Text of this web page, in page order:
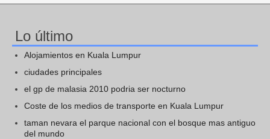
Lo último
Alojamientos en Kuala Lumpur
ciudades principales
el gp de malasia 2010 podria ser nocturno
Coste de los medios de transporte en Kuala Lumpur
taman nevara el parque nacional con el bosque mas antiguo
del mundo